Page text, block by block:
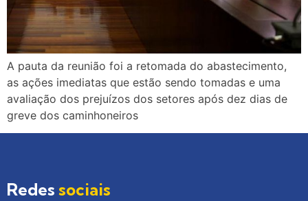
A pauta da reunião foi a retomada do abastecimento,
as ações imediatas que estão sendo tomadas e uma
avaliação dos prejuízos dos setores após dez dias de
greve dos caminhoneiros
Redes sociais